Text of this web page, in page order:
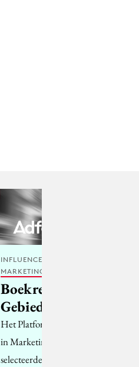
INFLUENCER
MARKETING
Boekrecensie:
Gebiedsmarketing
Het Platform Innovatie
in Marketing(PIM)
selecteerde uit alle